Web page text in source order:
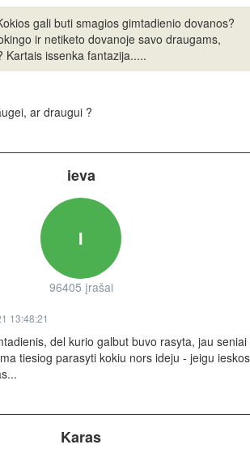
gali buti smagios gimtadienio dovanos?
ir netiketo dovanoje savo draugams,
Kartais issenka fantazija.....
ar draugui ?
ieva
I
96405 įrašai
13:48:21
del kurio galbut buvo rasyta, jau seniai
tiesiog parasyti kokiu nors ideju - jeigu ieskos
Karas